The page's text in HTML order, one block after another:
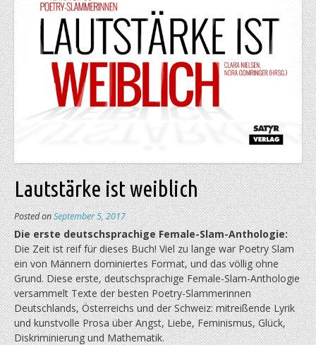
Lautstärke ist weiblich
Posted onSeptember 5, 2017
Die erste deutschsprachige Female-Slam-Anthologie:
Die Zeit ist reif für dieses Buch! Viel zu lange war Poetry Slam
ein von Männern dominiertes Format, und das völlig ohne
Grund. Diese erste, deutschsprachige Female-Slam-Anthologie
versammelt Texte der besten Poetry-Slammerinnen
Deutschlands, Österreichs und der Schweiz: mitreißende Lyrik
und kunstvolle Prosa über Angst, Liebe, Feminismus, Glück,
Diskriminierung und Mathematik.